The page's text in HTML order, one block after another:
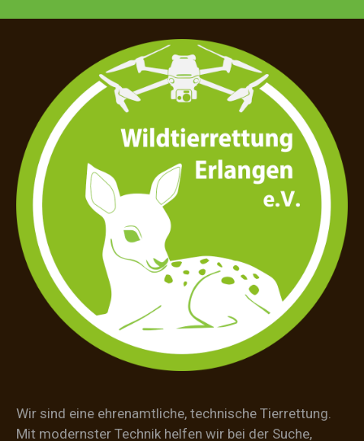
Wir sind eine ehrenamtliche, technische Tierrettung.
Mit modernster Technik helfen wir bei der Suche,